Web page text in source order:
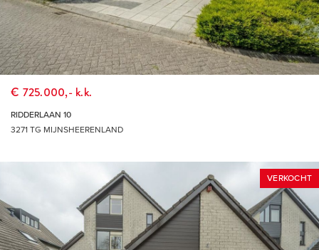
Vanzelfsprekend heeft het dorp een leuke hockey- en
voetbalvereniging en is het voorzien van goede scholen en
kinderdagopvang. Voor de dagelijkse boodschappen kun je
terecht bij de Plusmarkt, de slager, de bakkerij en de drogist.
kinderboerderij en Restaurant Brasserie Binnenmaas. De
uitvalswegen en het openbaar vervoer zorgen voor een
goede bereikbaarheid van Mijnsheerenland. Zo brengt de
bus je in 20 minuten naar Rotterdam Zuidplein en met de auto
is dat zelfs nog sneller. Het is fijn wonen in Mijnsheerenland.
€ 725.000,- k.k.
RIDDERLAAN 10
3271 TG MIJNSHEERENLAND
VERKOCHT